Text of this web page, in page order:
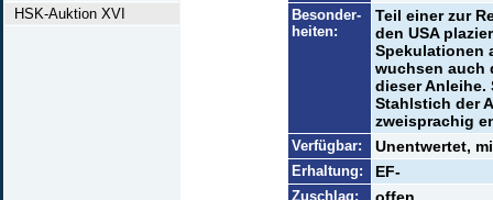
HSK-Auktion XVI
Besonder-
heiten:
Teil einer zur
den USA
Spekulationen
wuchsen auch
dieser Anleihe.
Stahlstich der
zweisprachig
Verfügbar: Unentwertet,
Erhaltung: EF-
Zuschlag: